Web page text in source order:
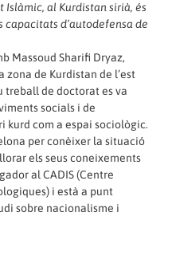
Islàmic, al Kurdistan sirià, és
capacitats d’autodefensa de
Massoud Sharifi Dryaz,
de Kurdistan de l’est
treball de doctorat es va
socials i de
kurd com a espai sociològic.
per conèixer la situació
els seus coneixements
al CADIS (Centre
i està a punt
sobre nacionalisme i